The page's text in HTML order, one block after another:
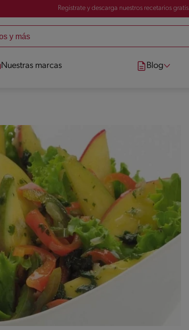
Registrate y descarga nuestros recetarios gratis
Nuestras marcas Blog